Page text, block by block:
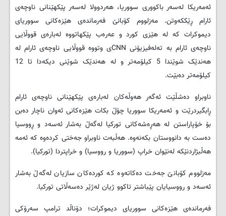
ئەمەریکا لەسەر باکووری سووریا، هەردوولا لەسەر پێکهێنانی ناوچەی
ئارام ڕێککەوتن. مەزلووم کۆبانێ فەرماندەی هێزەکانی سووریای
دیموکرات کە لە هێزی کورد و عەرەب پێکهاتووە لەبارەی قووڵایی
ناوچەی ئارام بە تەلەفیزیۆنی CNNی وتووە قووڵایی ناوچەی ئارام لە
هەندێک شوێندا 5 کیلۆمەتر و لە هەندێک شوێنی دیکەدا تا 12
کیلۆمەتر دەبێت.
ناوبراو دەشڵێت ئەگەر هەوڵەکان لەبارەی پێکهێنانی ناوچەی ئارام
ڕابگیردرێت و ئەمەریکا سووریا چۆڵ بکات هێزەکانی ئەوان ناچار دەبن
بۆ خۆپاراستن لە هەڕەشەکانی تورکیا لەگەڵ بەشار ئەسەد و ڕووسیا
دەست بە دانووستان بکەنەوە. هەڵبەت ناوبراو جەختی کردەوە کە ئەمە
هەڵبژاردنێکە لەنێوان خراپ (سووریا و رووسیا) و خراپتردا (تورکیا).
مەزلووم کۆبانێ جەخت دەکاتەوە کە کوردەکان سازیان لەگەڵ بەشار
ئەسەد و رووسیایان پێباشتر تاکوو ژیان لەژێر دەسەڵاتی تورکیا.
فەرماندەی هێزەکانی سووریای دیموکرات؛ دۆناڵد ترامپ سەرۆکی